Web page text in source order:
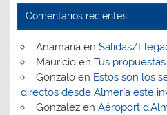
Comentarios recientes
Anamariaen Salidas/
Mauricioen Tus propuestas
Gonzaloen Estos son los
directos desde Almería este
Gonzalezen Aéroport